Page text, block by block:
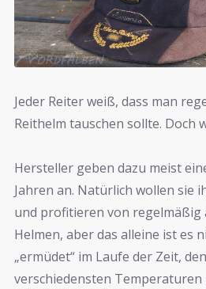
Jeder Reiter weiß, dass man
Reithelm tauschen sollte. Doch
Hersteller geben dazu meist
Jahren an. Natürlich wollen sie
und profitieren von regelmäßig
Helmen, aber das alleine ist es
„ermüdet“ im Laufe der Zeit,
verschiedensten